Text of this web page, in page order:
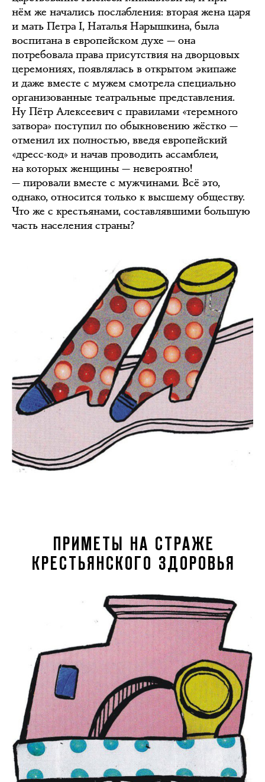
нём же начались послабления: вторая жена царя
и мать Петра I, Наталья Нарышкина, была
воспитана в европейском духе — она
потребовала права присутствия на дворцовых
церемониях, появлялась в открытом экипаже
и даже вместе с мужем смотрела специально
организованные театральные представления.
Ну Пётр Алексеевич с правилами «теремного
затвора» поступил по обыкновению жёстко —
отменил их полностью, введя европейский
«дресс-код» и начав проводить ассамблеи,
на которых женщины — невероятно!
— пировали вместе с мужчинами. Всё это,
однако, относится только к высшему обществу.
Что же с крестьянами, составлявшими большую
часть населения страны?
ПРИМЕТЫ НА СТРАЖЕ
КРЕСТЬЯНСКОГО ЗДОРОВЬЯ